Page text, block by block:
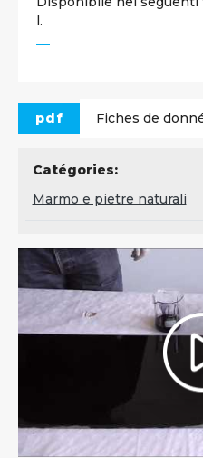
l.
pdf Fiches de
Catégories:
Marmo e pietre naturali